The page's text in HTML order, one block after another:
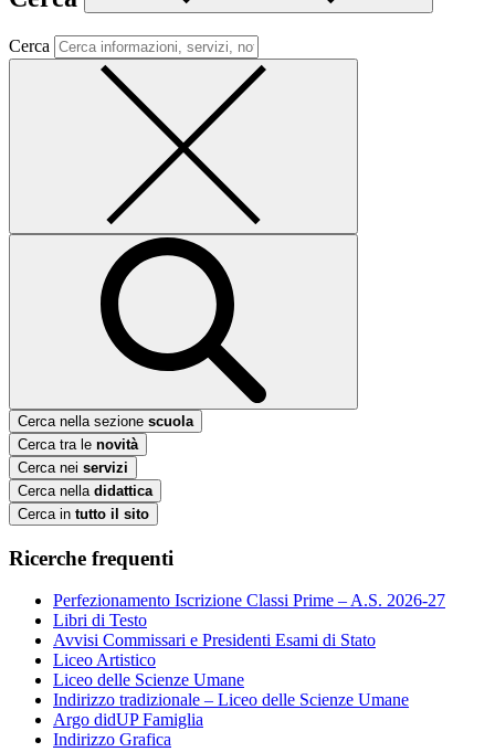
Cerca
Cerca nella sezione scuola
Cerca tra le novità
Cerca nei servizi
Cerca nella didattica
Cerca in tutto il sito
Ricerche frequenti
Perfezionamento Iscrizione Classi Prime – A.S. 2026-27
Libri di Testo
Avvisi Commissari e Presidenti Esami di Stato
Liceo Artistico
Liceo delle Scienze Umane
Indirizzo tradizionale – Liceo delle Scienze Umane
Argo didUP Famiglia
Indirizzo Grafica